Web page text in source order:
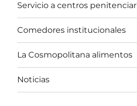
Servicio a centros
Comedores institucionales
La Cosmopolitana alimentos
Noticias